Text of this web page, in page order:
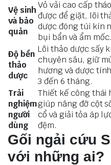
Vệ sinh
và bảo
quản
Vỏ vải cao cấp
được để giặt, lõi
dược đóng túi kín
bụi bẩn và ẩm mốc.
Độ bền
thảo
dược
Lõi thảo dược sấy
chuyên sâu, giữ
hương và dược
3 đến 6 tháng.
Trải
nghiệm
người
dùng
Thiết kế công thái
giúp nâng đỡ cột
cổ và giải tỏa áp
đệm.
Gối ngải cứu
với những ai?